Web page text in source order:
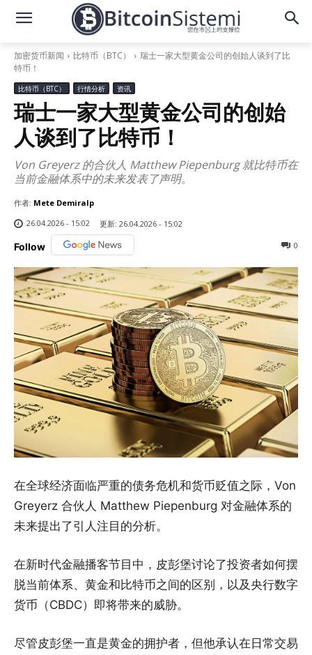
加密货币新闻 比特币（BTC）
瑞士一家大型黄金公司的创始人谈到了比
特币！
比特币（BTC） 行情分析 资讯
瑞士一家大型黄金公司的创始
人谈到了比特币！
Von Greyerz 的合伙人 Matthew Piepenburg 就比特币在
当前金融体系中的未来发表了声明。
作者: Mete Demiralp
26.04.2026 - 15:02
更新: 26.04.2026 - 15:02
Follow 0
在全球经济面临严重的债务危机和货币贬值之际，Von
Greyerz 合伙人 Matthew Piepenburg 对金融体系的
未来提出了引人注目的分析。
在新时代金融播客节目中，皮彭堡讨论了投资者如何摆
脱当前体系、黄金和比特币之间的区别，以及央行数字
货币（CBDC）即将带来的威胁。
尽管皮彭堡一直是黄金的拥护者，但他承认在日常交易